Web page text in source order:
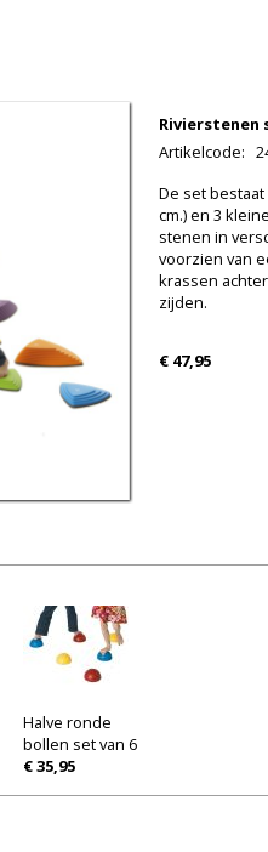
Rivierstenen
Artikelcode:
De set bestaat
cm.) en 3
stenen in
voorzien van
krassen
zijden.
€ 47,95
Halve ronde
bollen set van 6
€ 35,95